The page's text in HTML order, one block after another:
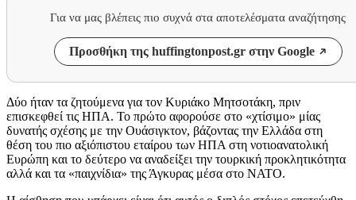
Για να μας βλέπεις πιο συχνά στα αποτελέσματα αναζήτησης
Προσθήκη της huffingtonpost.gr στην Google
Δύο ήταν τα ζητούμενα για τον Κυριάκο Μητσοτάκη, πριν
επισκεφθεί τις ΗΠΑ. Το πρώτο αφορούσε στο «χτίσιμο» μίας
δυνατής σχέσης με την Ουάσιγκτον, βάζοντας την Ελλάδα στη
θέση του πιο αξιόπιστου εταίρου των ΗΠΑ στη νοτιοανατολική
Ευρώπη και το δεύτερο να αναδείξει την τουρκική προκλητικότητα
αλλά και τα «παιχνίδια» της Άγκυρας μέσα στο ΝΑΤΟ.